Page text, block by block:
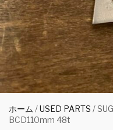
ホーム /USED PARTS /
BCD110mm 48t